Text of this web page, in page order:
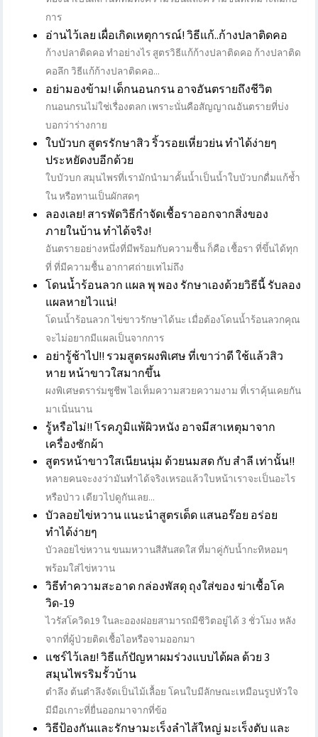
การ
อ่านไว้เลย เผื่อเกิดเหตุการณ์! วิธีแก้..ก้างปลาติดคอ
ก้างปลาติดคอ ทําอย่างไร สูตรวิธีแก้ก้างปลาติดคอ ก้างปลาติด
คอลึก วิธีแก้ก้างปลาติดคอ...
อย่ามองข้าม! เด็กนอนกรน อาจอันตรายถึงชีวิต
กนอนกรนไม่ใช่เรื่องตลก เพราะนั่นคือสัญญาณอันตรายที่บ่ง
บอกว่าร่างกาย
ใบบัวบก สูตรรักษาสิว ริ้วรอยเหี่ยวย่น ทำได้ง่ายๆ
ประหยัดงบอีกด้วย
ใบบัวบก สมุนไพรที่เรามักนำมาคั้นน้ำเป็นน้ำใบบัวบกดื่มแก้ช้ำ
ใน หรือทานเป็นผักสดๆ
ลองเลย! สารพัดวิธีกำจัดเชื้อราออกจากสิ่งของ
ภายในบ้าน ทำได้จริง!
อันตรายอย่างหนึ่งที่มีพร้อมกับความชื้น ก็คือ เชื้อรา ที่ขึ้นได้ทุก
ที่ ที่มีความชื้น อากาศถ่ายเทไม่ถึง
โดนน้ำร้อนลวก แผล พุ พอง รักษาเองด้วยวิธีนี้ รับลอง
แผลหายไวแน่!
โดนน้ำร้อนลวก ไข่ขาวรักษาได้นะ เมื่อต้องโดนน้ำร้อนลวกคุณ
จะไม่อยากมีแผลเป็นจากการ
อย่ารู้ช้าไป!! รวมสูตรผงพิเศษ ที่เขาว่าดี ใช้แล้วสิว
หาย หน้าขาวใสมากขึ้น
ผงพิเศษตราร่มชูชีพ ไอเท็มความสวยความงาม ที่เราคุ้นเคยกัน
มาเนิ่นนาน
รู้หรือไม่!! โรคภูมิแพ้ผิวหนัง อาจมีสาเหตุมาจาก
เครื่องซักผ้า
สูตรหน้าขาวใสเนียนนุ่ม ด้วยนมสด กับ สำลี เท่านั้น!!
หลายคนจะงงว่ามันทำได้จริงเหรอแล้วใบหน้าเราจะเป็นอะไร
หรือป่าว เดียวไปดูกันเลย...
บัวลอยไข่หวาน แนะนำสูตรเด็ด แสนอร๊อย อร่อย
ทำได้ง่ายๆ
บัวลอยไข่หวาน ขนมหวานสีสันสดใส ที่มาคู่กับน้ำกะทิหอมๆ
พร้อมใส่ไข่หวาน
วิธีทำความสะอาด กล่องพัสดุ ถุงใส่ของ ฆ่าเชื้อโค
วิด-19
ไวรัสโควิด19 ในละอองฝอยสามารถมีชีวิตอยู่ได้ 3 ชั่วโมง หลัง
จากที่ผู้ป่วยติดเชื้อไอหรือจามออกมา
แชร์ไว้เลย! วิธีแก้ปัญหาผมร่วงแบบได้ผล ด้วย 3
สมุนไพรริมรั้วบ้าน
ตำลึง ต้นตำลึงจัดเป็นไม้เลื้อย โคนใบมีลักษณะเหมือนรูปหัวใจ
มีมือเกาะที่ยื่นออกมาจากที่ข้อ
วิธีป้องกันและรักษามะเร็งลำไส้ใหญ่ มะเร็งตับ และ